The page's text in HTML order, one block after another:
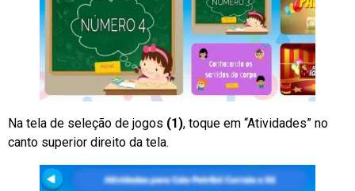
Na tela de seleção de jogos (1), toque em “Atividades” no
canto superior direito da tela.